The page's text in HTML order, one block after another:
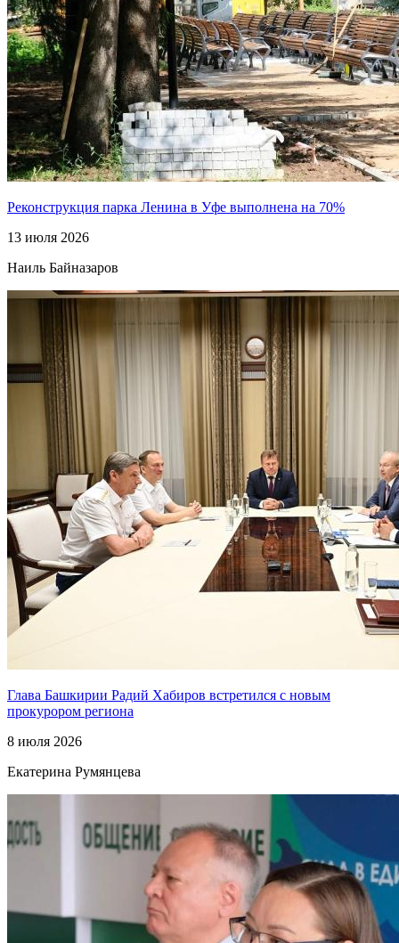
Реконструкция парка Ленина в Уфе выполнена на 70%
13 июля 2026
Наиль Байназаров
Глава Башкирии Радий Хабиров встретился с новым
прокурором региона
8 июля 2026
Екатерина Румянцева